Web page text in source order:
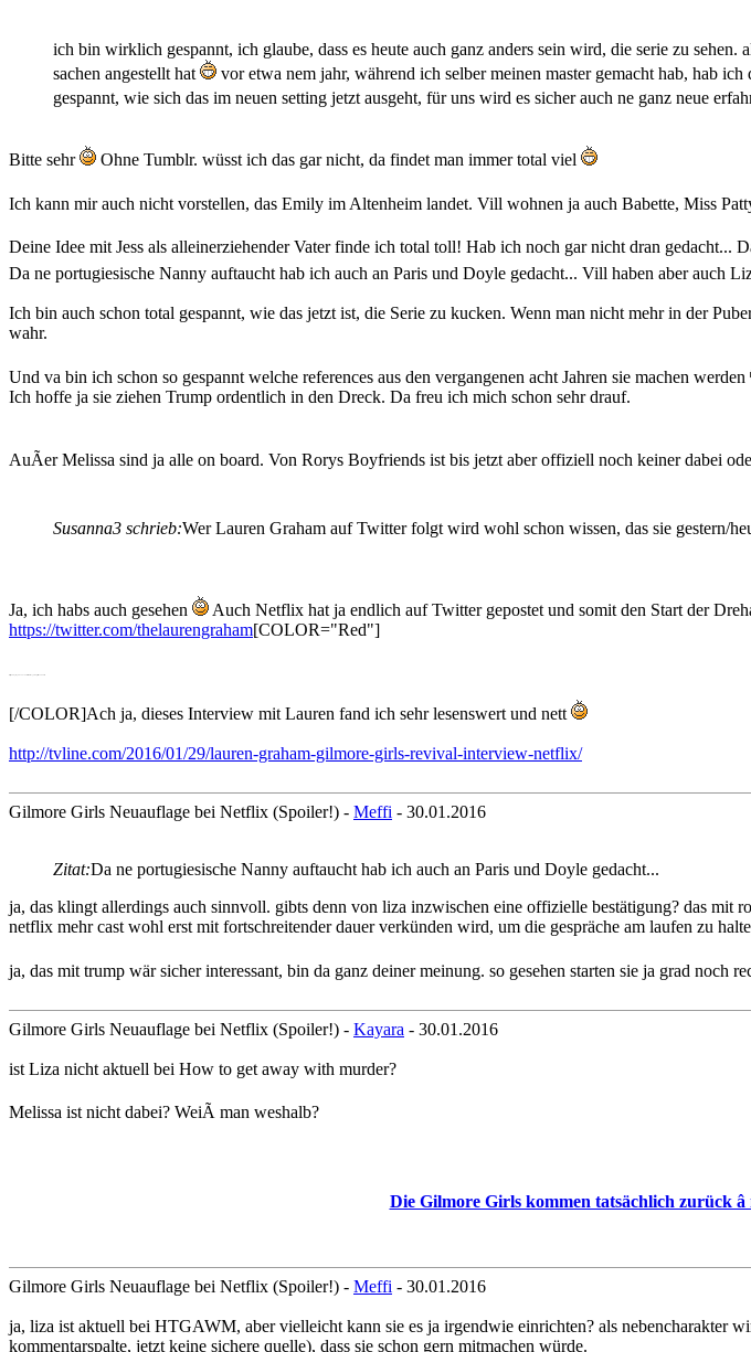
ich bin wirklich gespannt, ich glaube, dass es heute auch ganz anders sein wird, die serie zu
sachen angestellt hat
vor etwa nem jahr, während ich selber meinen master gemacht hab, hab
gespannt, wie sich das im neuen setting jetzt ausgeht, für uns wird es sicher auch ne ganz neue
Bitte sehr Ohne Tumblr. wüsst ich das gar nicht, da findet man immer total viel
Ich kann mir auch nicht vorstellen, das Emily im Altenheim landet. Vill wohnen ja auch Babette, Miss
Deine Idee mit Jess als alleinerziehender Vater finde ich total toll! Hab ich noch gar nicht dran gedacht...
Da ne portugiesische Nanny auftaucht hab ich auch an Paris und Doyle gedacht... Vill haben aber auch
Ich bin auch schon total gespannt, wie das jetzt ist, die Serie zu kucken. Wenn man nicht mehr in der
wahr.
Und va bin ich schon so gespannt welche references aus den vergangenen acht Jahren sie machen werden
Ich hoffe ja sie ziehen Trump ordentlich in den Dreck. Da freu ich mich schon sehr drauf.
AuÃer Melissa sind ja alle on board. Von Rorys Boyfriends ist bis jetzt aber offiziell noch keiner dabei
Susanna3 schrieb:Wer Lauren Graham auf Twitter folgt wird wohl schon wissen, das sie gestern/
Ja, ich habs auch gesehen
Auch Netflix hat ja endlich auf Twitter gepostet und somit den Start der
https://twitter.com/thelaurengraham[COLOR="Red"]
[/COLOR]Ach ja, dieses Interview mit Lauren fand ich sehr lesenswert und nett
http://tvline.com/2016/01/29/lauren-graham-gilmore-girls-revival-interview-netflix/
Gilmore Girls Neuauflage bei Netflix (Spoiler!) - Meffi - 30.01.2016
Zitat:Da ne portugiesische Nanny auftaucht hab ich auch an Paris und Doyle gedacht...
ja, das klingt allerdings auch sinnvoll. gibts denn von liza inzwischen eine offizielle bestätigung? das mit
netflix mehr cast wohl erst mit fortschreitender dauer verkünden wird, um die gespräche am laufen zu
ja, das mit trump wär sicher interessant, bin da ganz deiner meinung. so gesehen starten sie ja grad noch
Gilmore Girls Neuauflage bei Netflix (Spoiler!) - Kayara - 30.01.2016
ist Liza nicht aktuell bei How to get away with murder?
Melissa ist nicht dabei? WeiÃ man weshalb?
Die Gilmore Girls kommen tatsächlich zurück
Gilmore Girls Neuauflage bei Netflix (Spoiler!) - Meffi - 30.01.2016
ja, liza ist aktuell bei HTGAWM, aber vielleicht kann sie es ja irgendwie einrichten? als nebencharakter
kommentarspalte, jetzt keine sichere quelle), dass sie schon gern mitmachen würde.